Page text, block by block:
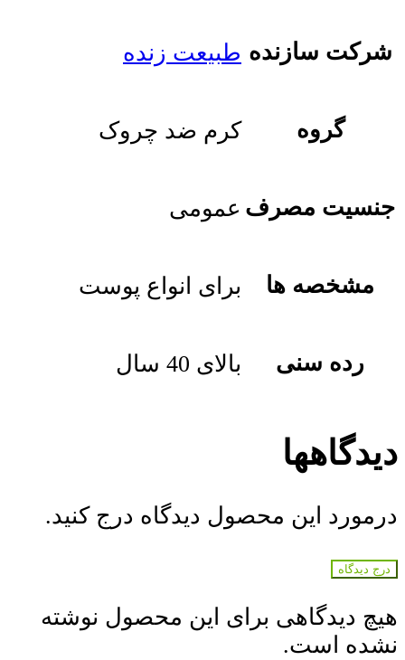
شرکت سازنده طبیعت زنده
گروه کرم ضد چروک
جنسیت مصرف عمومی
مشخصه ها برای انواع پوست
رده سنی بالای 40 سال
دیدگاهها
درمورد این محصول دیدگاه درج کنید.
درج دیدگاه
هیچ دیدگاهی برای این محصول نوشته
نشده است.